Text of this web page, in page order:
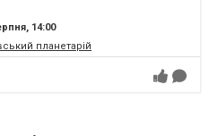
14:00
планетарій